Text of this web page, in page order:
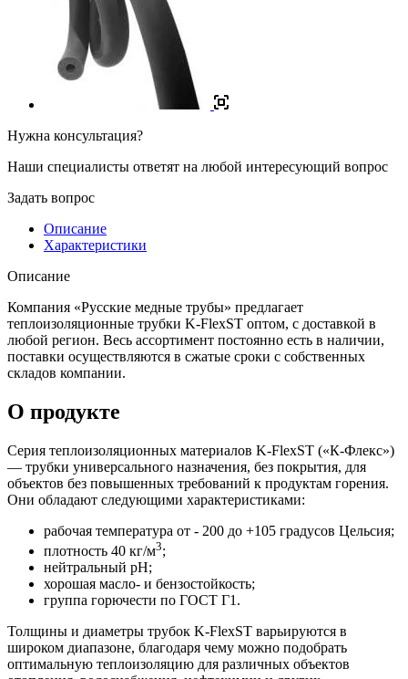
Нужна консультация?
Наши специалисты ответят на любой интересующий вопрос
Задать вопрос
Описание
Характеристики
Описание
Компания «Русские медные трубы» предлагает
теплоизоляционные трубки K-FlexST оптом, с доставкой в
любой регион. Весь ассортимент постоянно есть в наличии,
поставки осуществляются в сжатые сроки с собственных
складов компании.
О продукте
Серия теплоизоляционных материалов K-FlexST («К-Флекс»)
— трубки универсального назначения, без покрытия, для
объектов без повышенных требований к продуктам горения.
Они обладают следующими характеристиками:
рабочая температура от - 200 до +105 градусов Цельсия;
плотность 40 кг/м3;
нейтральный pH;
хорошая масло- и бензостойкость;
группа горючести по ГОСТ Г1.
Толщины и диаметры трубок K-FlexST варьируются в
широком диапазоне, благодаря чему можно подобрать
оптимальную теплоизоляцию для различных объектов